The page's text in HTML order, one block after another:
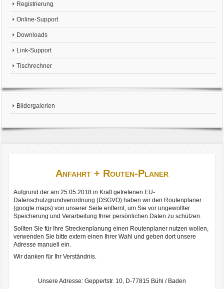
Registrierung
Online-Support
Downloads
Link-Support
Tischrechner
Bildergalerien
Anfahrt + Routen-Planer
Aufgrund der am 25.05.2018 in Kraft getretenen EU-
Datenschutzgrundverordnung (DSGVO) haben wir den Routenplaner
(google maps) von unserer Seite entfernt, um Sie vor ungewollter
Speicherung und Verarbeitung Ihrer persönlichen Daten zu schützen.
Sollten Sie für Ihre Streckenplanung einen Routenplaner nutzen wollen,
verwenden Sie bitte extern einen Ihrer Wahl und geben dort unsere
Adresse manuell ein.
Wir danken für Ihr Verständnis.
Unsere Adresse: Geppertstr. 10, D-77815 Bühl / Baden